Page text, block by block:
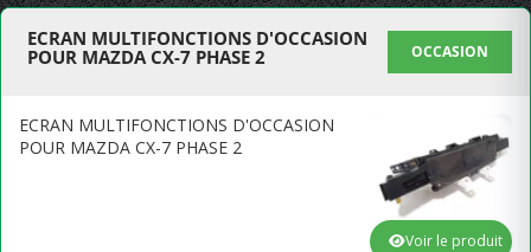
ECRAN MULTIFONCTIONS D'OCCASION
POUR MAZDA CX-7 PHASE 2
OCCASION
ECRAN MULTIFONCTIONS D'OCCASION
POUR MAZDA CX-7 PHASE 2
Voir le produit